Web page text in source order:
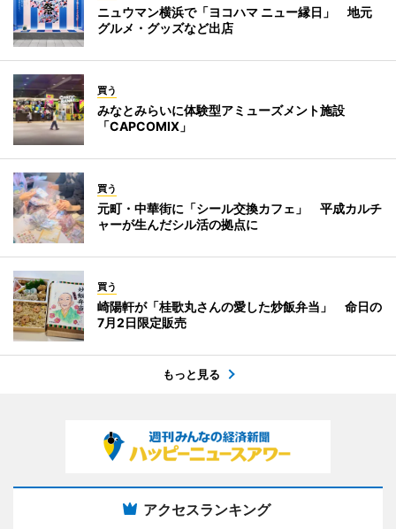
ニュウマン横浜で「ヨコハマ ニュー縁日」 地元
グルメ・グッズなど出店
買う
みなとみらいに体験型アミューズメント施設
「CAPCOMIX」
買う
元町・中華街に「シール交換カフェ」 平成カルチ
ャーが生んだシル活の拠点に
買う
崎陽軒が「桂歌丸さんの愛した炒飯弁当」 命日の
7月2日限定販売
もっと見る
アクセスランキング